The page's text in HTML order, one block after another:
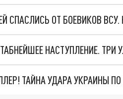
СПАСЛИСЬ ОТ БОЕВИКОВ
ТАЙНА УДАРА УКРАИНЫ